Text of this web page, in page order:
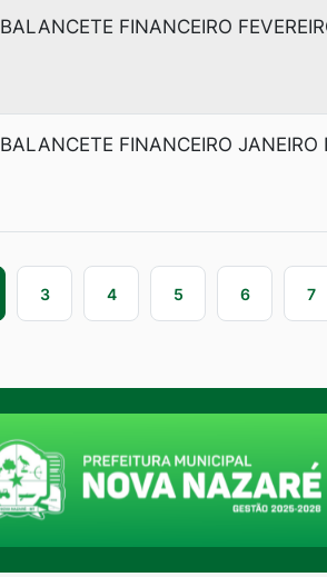
BALANCETE FINANCEIRO
BALANCETE FINANCEIRO JANEIRO
3 4 5 6 7